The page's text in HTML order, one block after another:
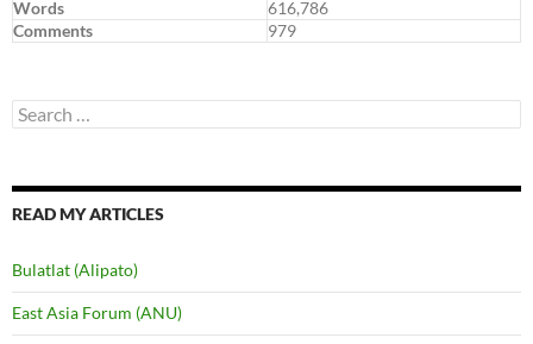
Words
616,786
Comments
979
Search
for:
READ MY ARTICLES
Bulatlat (Alipato)
East Asia Forum (ANU)